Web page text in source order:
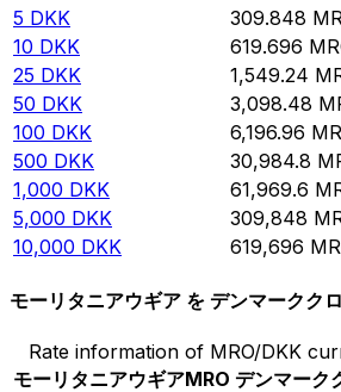
5 DKK 309.848
10 DKK 619.696
25 DKK 1,549.24
50 DKK 3,098.48
100 DKK 6,196.96
500 DKK 30,984.8
1,000 DKK 61,969.6
5,000 DKK 309,848
10,000 DKK 619,696
モーリタニアウギア を デンマークク
Rate information of MRO/DKK
モーリタニアウギアMRO デンマーク